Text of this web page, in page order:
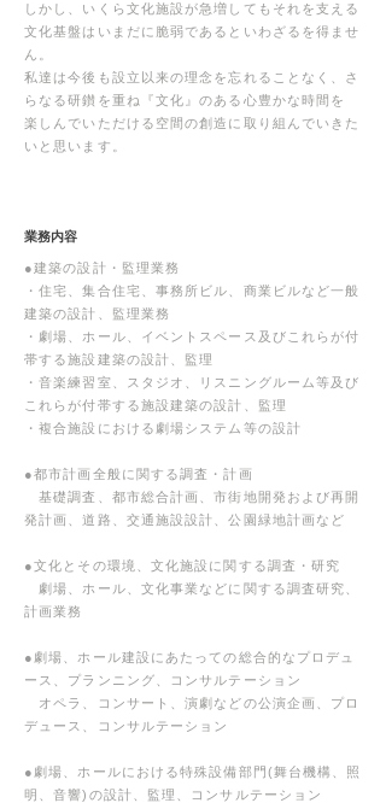
しかし、いくら文化施設が急増してもそれを支える
文化基盤はいまだに脆弱であるといわざるを得ませ
ん。
私達は今後も設立以来の理念を忘れることなく、さ
らなる研鑚を重ね『文化』のある心豊かな時間を
楽しんでいただける空間の創造に取り組んでいきた
いと思います。
業務内容
●建築の設計・監理業務
・住宅、集合住宅、事務所ビル、商業ビルなど一般
建築の設計、監理業務
・劇場、ホール、イベントスペース及びこれらが付
帯する施設建築の設計、監理
・音楽練習室、スタジオ、リスニングルーム等及び
これらが付帯する施設建築の設計、監理
・複合施設における劇場システム等の設計
●都市計画全般に関する調査・計画
基礎調査、都市総合計画、市街地開発および再開
発計画、道路、交通施設設計、公園緑地計画など
●文化とその環境、文化施設に関する調査・研究
劇場、ホール、文化事業などに関する調査研究、
計画業務
●劇場、ホール建設にあたっての総合的なプロデュ
ース、プランニング、コンサルテーション
オペラ、コンサート、演劇などの公演企画、プロ
デュース、コンサルテーション
●劇場、ホールにおける特殊設備部門(舞台機構、照
明、音響)の設計、監理、コンサルテーション